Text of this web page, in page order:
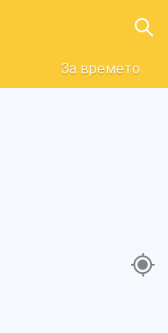
За времето